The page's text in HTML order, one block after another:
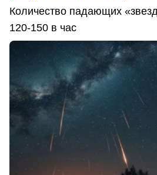
Количество падающих
120-150 в час